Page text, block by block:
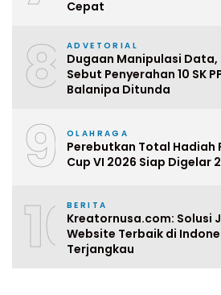
Cepat
8 ADVETORIAL
Dugaan Manipulasi Data,
Sebut Penyerahan 10 SK
Balanipa Ditunda
9 OLAHRAGA
Perebutkan Total Hadiah
Cup VI 2026 Siap Digelar
10BERITA
Kreatornusa.com: Solusi
Website Terbaik di
Terjangkau